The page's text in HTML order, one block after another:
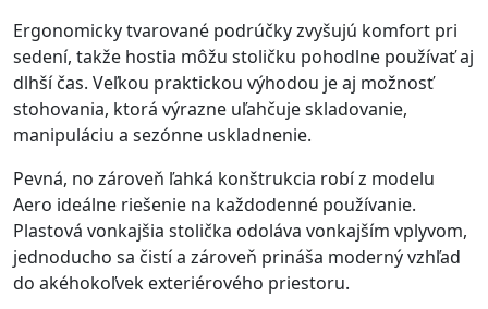
Ergonomicky tvarované podrúčky zvyšujú komfort pri
sedení, takže hostia môžu stoličku pohodlne používať aj
dlhší čas. Veľkou praktickou výhodou je aj možnosť
stohovania, ktorá výrazne uľahčuje skladovanie,
manipuláciu a sezónne uskladnenie.
Pevná, no zároveň ľahká konštrukcia robí z modelu
Aero ideálne riešenie na každodenné používanie.
Plastová vonkajšia stolička odoláva vonkajším vplyvom,
jednoducho sa čistí a zároveň prináša moderný vzhľad
do akéhokoľvek exteriérového priestoru.